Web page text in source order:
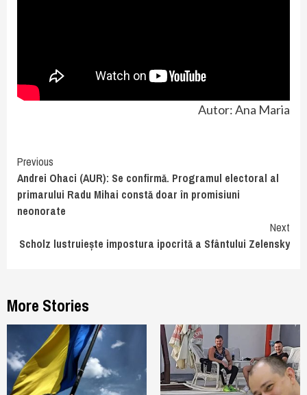
Autor: Ana Maria
Continue
Reading
Previous
Andrei Ohaci (AUR): Se confirmă. Programul electoral al
primarului Radu Mihai constă doar în promisiuni
neonorate
Next
Scholz lustruiește impostura ipocrită a Sfântului Zelensky
More Stories